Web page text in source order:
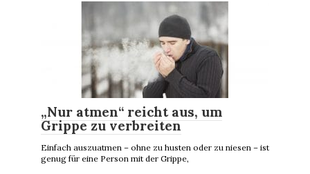
„Nur atmen“ reicht aus, um
Grippe zu verbreiten
Einfach auszuatmen – ohne zu husten oder zu niesen – ist
genug für eine Person mit der Grippe,